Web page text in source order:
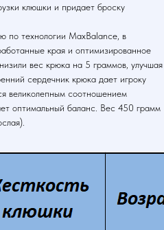
клюшки и придает броску
по технологии MaxBalance, в
края и оптимизированное
вес крюка на 5 граммов, улучшая
сердечник крюка дает игроку
великолепным соотношением
оптимальный баланс. Вес 450 грамм